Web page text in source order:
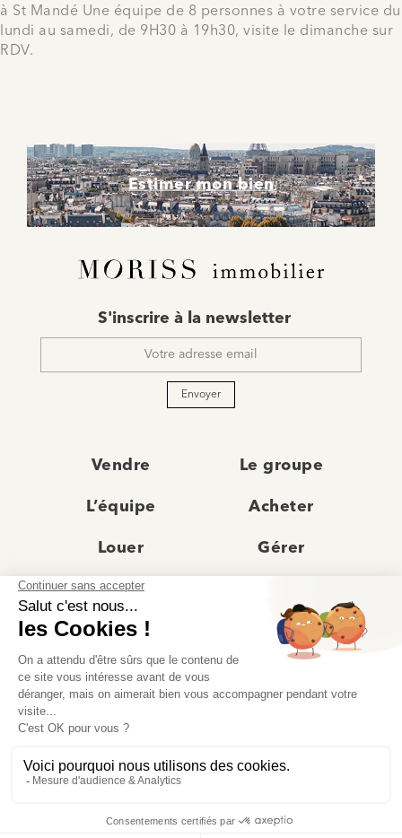
à St Mandé Une équipe de 8 personnes à votre service du
lundi au samedi, de 9H30 à 19h30, visite le dimanche sur
RDV.
Estimer mon bien
mail
S'inscrire à la newsletter
Envoyer
Vendre Le groupe
L’équipe Acheter
Louer Gérer
Actualités
Recrutement Avis clients
Prestige
© Moriss Immobilier 2025 – Tous droits réservés –
Politique de confidentialité
Règlement jeu concours